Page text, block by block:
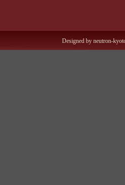
Designed by neutron-